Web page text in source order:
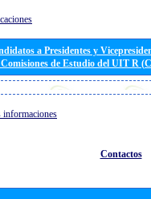
a Presidentes y
Comisiones de Estudio del UIT R
informaciones
Contactos